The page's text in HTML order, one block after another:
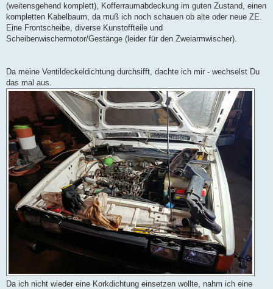
(weitensgehend komplett), Kofferraumabdeckung im guten Zustand, einen
kompletten Kabelbaum, da muß ich noch schauen ob alte oder neue ZE.
Eine Frontscheibe, diverse Kunstoffteile und
Scheibenwischermotor/Gestänge (leider für den Zweiarmwischer).
Da meine Ventildeckeldichtung durchsifft, dachte ich mir - wechselst Du
das mal aus.
Da ich nicht wieder eine Korkdichtung einsetzen wollte, nahm ich eine